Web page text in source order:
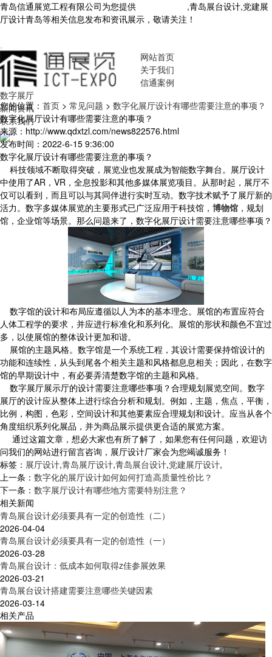
青岛信通展览工程有限公司为您提供
,青岛展台设计,党建展
厅设计青岛等相关信息发布和资讯展示，敬请关注！
网站首页
关于我们
信通案例
数字展厅
新闻资讯
联系我们
您的位置： 首页 > 常见问题 > 数字化展厅设计有哪些需要注意的事项？
数字化展厅设计有哪些需要注意的事项？
来源：http://www.qdxtzl.com/news822576.html
发布时间：2022-6-15 9:36:00
数字化展厅设计有哪些需要注意的事项？
科技领域不断取得突破，展览业也发展成为智能数字舞台。展厅设计
中使用了AR，VR，全息投影和其他多媒体展览项目。从那时起，展厅不
仅可以看到，而且可以与其同伴进行实时互动。数字技术赋予了展厅新的
活力。数字多媒体展览的主要形式已广泛应用于科技馆， 博物馆 ，规划
馆，企业馆等场景。那么问题来了，数字化展厅设计需要注意哪些事项？
数字馆的设计和布局应遵循以人为本的基本理念。展馆的布置应符合
人体工程学的要求，并应进行标准化和系列化。展馆的形状和颜色不宜过
多，以使展馆的整体设计更加和谐。
展馆的主题风格。数字馆是一个系统工程，其设计需要保持馆设计的
功能和连续性，从头到尾各个相关主题和风格都息息相关；因此，在数字
馆的早期设计中，有必要弄清楚数字馆的主题和风格。
数字展厅展示厅的设计需要注意哪些事项？合理规划展览空间。数字
展厅的设计应从整体上进行综合分析和规划。例如，主题，焦点，平衡，
比例，构图，色彩，空间设计和其他要素应合理规划和设计。应当从各个
角度组织系列化展品，并为商品展示提供更合适的展览方案。
通过这篇文章，想必大家也有所了解了，如果您有任何问题，欢迎访
问我们的网站进行留言咨询，展厅设计厂家会为您竭诚服务！
标签： 展厅设计,青岛展厅设计,青岛展台设计,党建展厅设计,
上一条： 数字化的展厅设计如何如何打造高质量性价比？
下一条： 数字展厅设计有哪些地方需要特别注意？
相关新闻
青岛展台设计必须要具有一定的创造性（二）
2026-04-04
青岛展台设计必须要具有一定的创造性（一）
2026-03-28
青岛展台设计：低成本如何取得z佳参展效果
2026-03-21
青岛展台设计搭建需要注意哪些关键因素
2026-03-14
相关产品